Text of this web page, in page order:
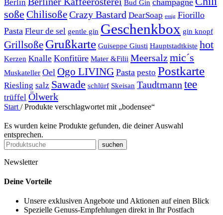
Berlin Bud Gin
soße ChilisoßeCrazy Bastard DearSoap essig Fiorillo
Pasta Fleur de sel gentle gin Geschenkbox gin knopf
Grillsoße Grußkarte Guiseppe Giusti Hauptstadtkiste hot
Kerzen Knalle Konfitüre Mater &Filii Meersalzmic´s
Muskateller Oel Ogo LIVING Pasta pesto Postkarte
Riesling salz Sawade schlürf Skeisan Taudtmann tee
trüffel Ölwerk
Start / Produkte verschlagwortet mit „bodensee“
Es wurden keine Produkte gefunden, die deiner Auswahl
entsprechen.
suchen
Newsletter
Deine Vorteile
Unsere exklusiven Angebote und Aktionen auf einen Blick
Spezielle Genuss-Empfehlungen direkt in Ihr Postfach